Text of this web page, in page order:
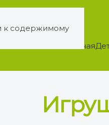
к содержимому
Главная